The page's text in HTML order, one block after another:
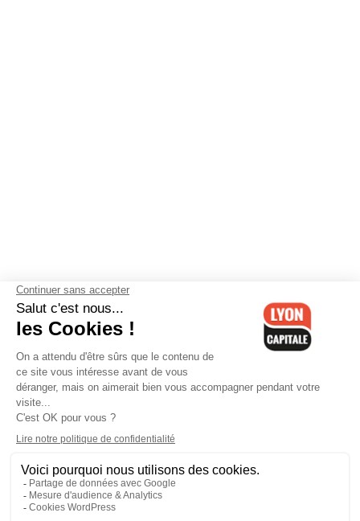
Contactez-nous-Mentions légales-CGV-Politique de
confidentialité-Gestion des cookies